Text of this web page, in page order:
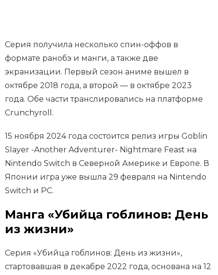
Серия получила несколько спин-оффов в
формате ранобэ и манги, а также две
экранизации. Первый сезон аниме вышел в
октябре 2018 года, а второй — в октябре 2023
года. Обе части транслировались на платформе
Crunchyroll.
15 ноября 2024 года состоится релиз игры Goblin
Slayer -Another Adventurer- Nightmare Feast на
Nintendo Switch в Северной Америке и Европе. В
Японии игра уже вышла 29 февраля на Nintendo
Switch и PC.
Манга «Убийца гоблинов: День
из жизни»
Серия «Убийца гоблинов: День из жизни»,
стартовавшая в декабре 2022 года, основана на 12